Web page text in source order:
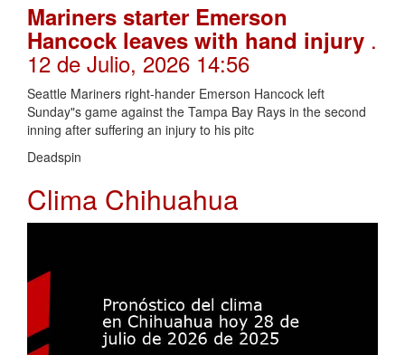
Mariners starter Emerson
Hancock leaves with hand injury .
12 de Julio, 2026 14:56
Seattle Mariners right-hander Emerson Hancock left
Sunday"s game against the Tampa Bay Rays in the second
inning after suffering an injury to his pitc
Deadspin
Clima Chihuahua